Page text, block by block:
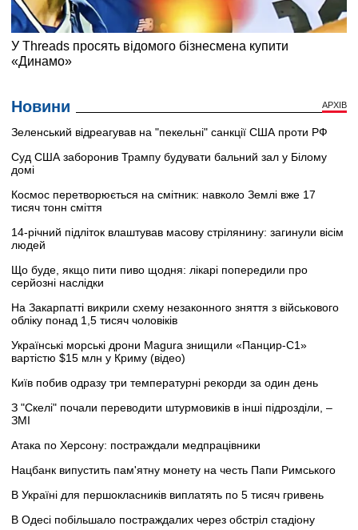
Новини АРХІВ
Зеленський відреагував на "пекельні" санкції США проти РФ
Суд США заборонив Трампу будувати бальний зал у Білому
домі
Космос перетворюється на смітник: навколо Землі вже 17
тисяч тонн сміття
14-річний підліток влаштував масову стрілянину: загинули вісім
людей
Що буде, якщо пити пиво щодня: лікарі попередили про
серйозні наслідки
На Закарпатті викрили схему незаконного зняття з військового
обліку понад 1,5 тисяч чоловіків
Українські морські дрони Magura знищили «Панцир-С1»
вартістю $15 млн у Криму (відео)
Київ побив одразу три температурні рекорди за один день
З "Скелі" почали переводити штурмовиків в інші підрозділи, –
ЗМІ
Атака по Херсону: постраждали медпрацівники
Нацбанк випустить пам'ятну монету на честь Папи Римського
В Україні для першокласників виплатять по 5 тисяч гривень
В Одесі побільшало постраждалих через обстріл стадіону